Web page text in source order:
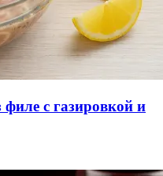
с газировкой и